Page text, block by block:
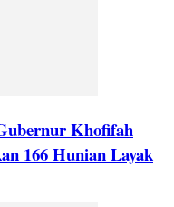
Khofifah
166 Hunian Layak